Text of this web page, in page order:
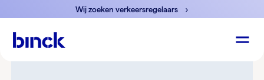
Wij zoeken verkeersregelaars